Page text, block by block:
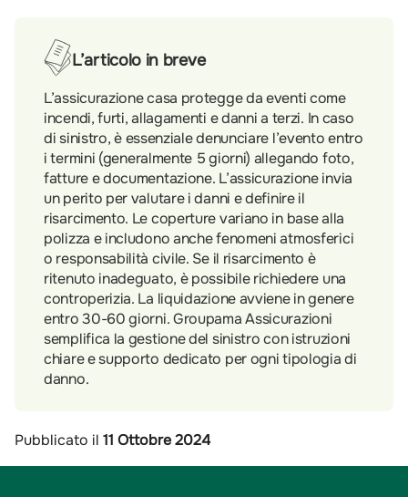
L’articolo in breve
L’assicurazione casa protegge da eventi come
incendi, furti, allagamenti e danni a terzi. In caso
di sinistro, è essenziale denunciare l’evento entro
i termini (generalmente 5 giorni) allegando foto,
fatture e documentazione. L’assicurazione invia
un perito per valutare i danni e definire il
risarcimento. Le coperture variano in base alla
polizza e includono anche fenomeni atmosferici
o responsabilità civile. Se il risarcimento è
ritenuto inadeguato, è possibile richiedere una
controperizia. La liquidazione avviene in genere
entro 30-60 giorni. Groupama Assicurazioni
semplifica la gestione del sinistro con istruzioni
chiare e supporto dedicato per ogni tipologia di
danno.
Pubblicato il 11 Ottobre 2024